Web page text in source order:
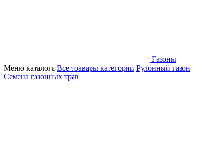
Газоны
Меню каталога Все тоавары категории Рулонный газон
Семена газонных трав